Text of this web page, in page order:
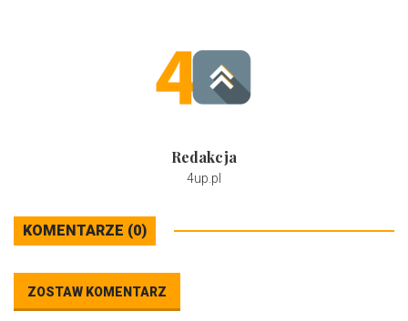
Redakcja
4up.pl
KOMENTARZE (0)
ZOSTAW KOMENTARZ